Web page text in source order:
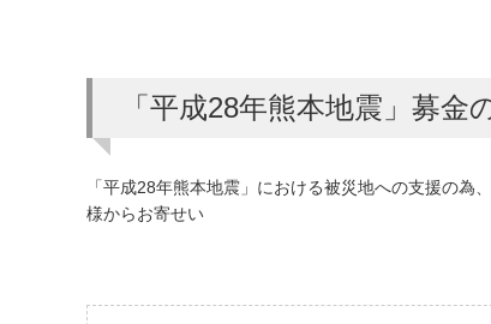
「平成28年熊本地震」募金
「平成28年熊本地震」における被災地への支援の
様からお寄せい